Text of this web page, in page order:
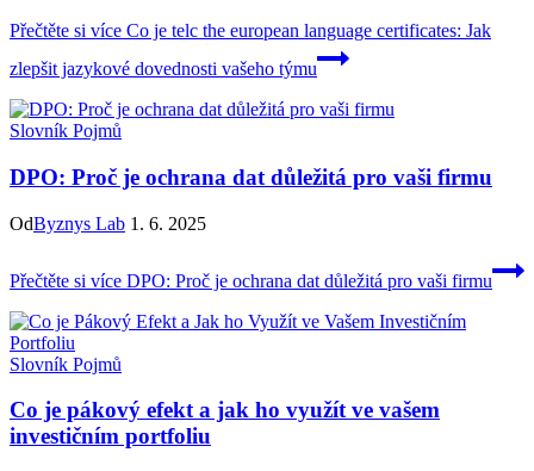
Přečtěte si více Co je telc the european language certificates: Jak
zlepšit jazykové dovednosti vašeho týmu
Slovník Pojmů
DPO: Proč je ochrana dat důležitá pro vaši firmu
OdByznys Lab 1. 6. 2025
Přečtěte si více DPO: Proč je ochrana dat důležitá pro vaši firmu
Slovník Pojmů
Co je pákový efekt a jak ho využít ve vašem
investičním portfoliu